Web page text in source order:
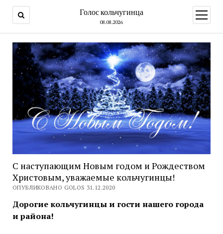
Голос кольчугинца
08.08.2026
меню
С наступающим Новым годом и Рождеством
Христовым, уважаемые кольчугинцы!
ОПУБЛИКОВАНО GOLOS 31.12.2020
Дорогие кольчугинцы и гости нашего города
и района!